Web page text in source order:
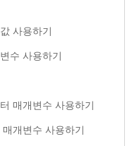
사용하기
수 사용하기
매개변수 사용하기
개변수 사용하기